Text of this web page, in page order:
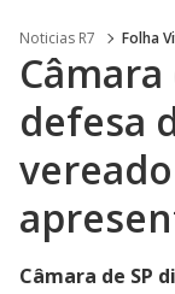
Noticias R7 Folha
Câmara
defesa
Câmara de SP